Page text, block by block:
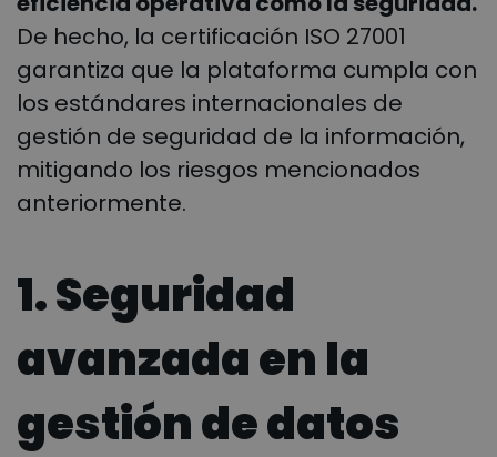
De hecho, la certificación ISO 27001
garantiza que la plataforma cumpla con
los estándares internacionales de
gestión de seguridad de la información,
mitigando los riesgos mencionados
anteriormente.
1. Seguridad
avanzada en la
gestión de datos